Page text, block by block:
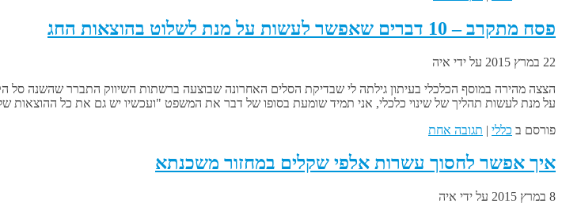
פסח מתקרב – 10 דברים שאפשר לעשות על מנת לשלוט בהוצאות החג
22 במרץ 2015 על ידי איה
על מנת לעשות תהליך של שינוי כלכלי, אני תמיד שומעת בסופו של דבר את המשפט "ועכשיו יש גם את כל ההוצאות
פורסם ב כללי | תגובה אחת
איך אפשר לחסוך עשרות אלפי שקלים במחזור משכנתא
8 במרץ 2015 על ידי איה